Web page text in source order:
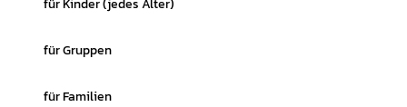
für Gruppen
für Familien